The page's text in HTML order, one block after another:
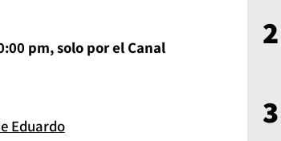
pm, solo por el Canal
Eduardo
2
3